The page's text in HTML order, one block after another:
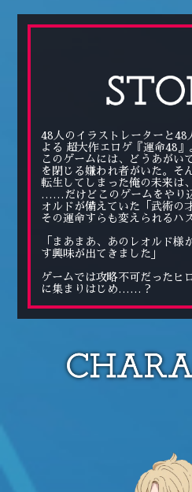
コミックエ
閉じる
48人のイラストレーターと48
よる 超大作エロゲ『運命48』
このゲームには、どうあがい
を閉じる嫌われ者がいた。そ
転生してしまった俺の未来は
……だけどこのゲームをやり
オルドが備えていた「武術の
その運命すらも変えられる
「まあまあ、あのレオルド様
す興味が出てきました」
ゲームでは攻略不可だったヒ
に集まりはじめ……？